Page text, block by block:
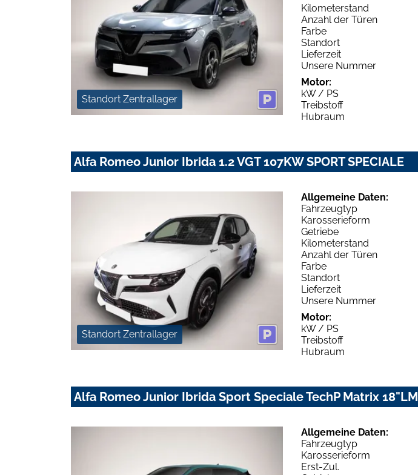
Standort Zentrallager
Kilometerstand
Anzahl der Türen
Farbe
Standort
Lieferzeit
Unsere Nummer
Motor:
kW / PS
Treibstoff
Hubraum
Alfa Romeo Junior Ibrida 1.2 VGT 107KW SPORT SPECIALE
Standort Zentrallager
Allgemeine Daten:
Fahrzeugtyp
Karosserieform
Getriebe
Kilometerstand
Anzahl der Türen
Farbe
Standort
Lieferzeit
Unsere Nummer
Motor:
kW / PS
Treibstoff
Hubraum
Alfa Romeo Junior Ibrida Sport Speciale TechP Matrix 18"LM
Allgemeine Daten:
Fahrzeugtyp
Karosserieform
Erst-Zul.